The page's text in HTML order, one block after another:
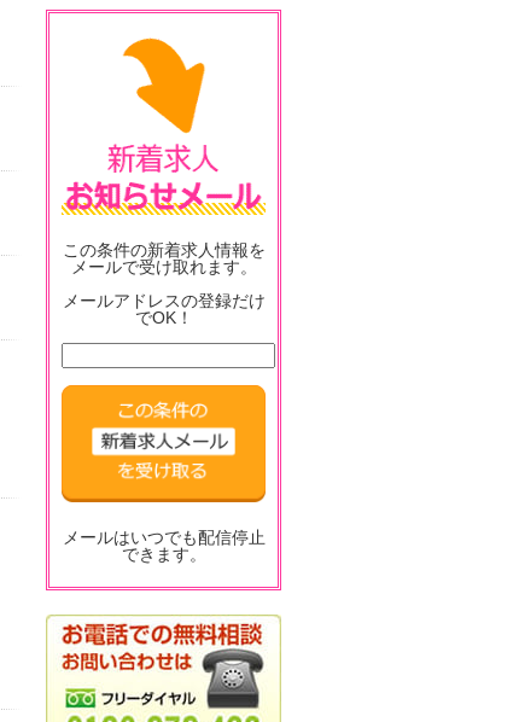
この条件の新着求人情報を
メールで受け取れます。
メールアドレスの登録だけ
でOK！
メールはいつでも配信停止
できます。